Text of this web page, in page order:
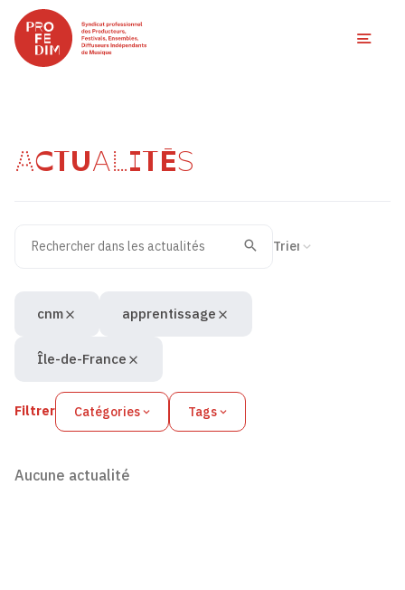
ACTUALITÉS
Recherche
Valider
Filtrer Catégories Tags
cnm apprentissage
Île-de-France
Aucune actualité